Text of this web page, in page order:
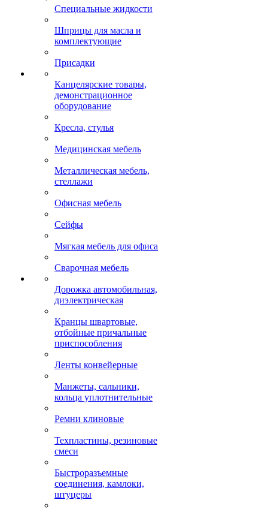
Специальные жидкости
Шприцы для масла и
комплектующие
Присадки
Канцелярские товары,
демонстрационное
оборудование
Кресла, стулья
Медицинская мебель
Металлическая мебель,
стеллажи
Офисная мебель
Сейфы
Мягкая мебель для офиса
Сварочная мебель
Дорожка автомобильная,
диэлектрическая
Кранцы швартовые,
отбойные причальные
приспособления
Ленты конвейерные
Манжеты, сальники,
кольца уплотнительные
Ремни клиновые
Техпластины, резиновые
смеси
Быстроразъемные
соединения, камлоки,
штуцеры